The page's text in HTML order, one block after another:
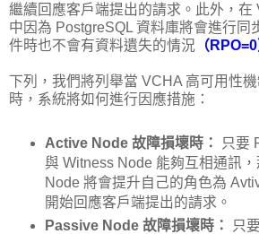
繼續回應客戶端提出的請求。此外，在
中因為 PostgreSQL 資料庫將會進行同
件時也不會有資料遺失的情況 （RPO=0
下列，我們將列舉當 VCHA 高可用性
時，系統將如何進行因應措施：
Active Node 故障損壞時：
只要
與 Witness Node 能夠互相通訊
Node 將會提升自己的角色為
開始回應客戶端提出的請求。
Passive Node 故障損壞時：
只